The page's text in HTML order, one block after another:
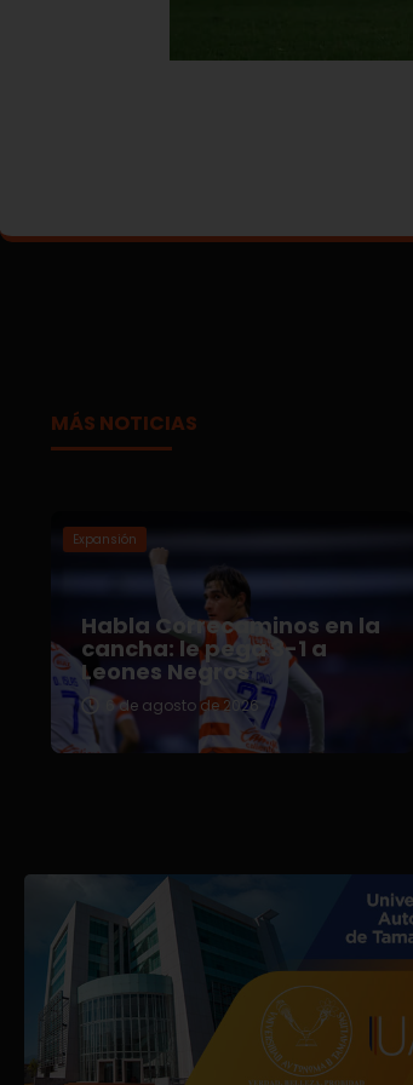
MÁS NOTICIAS
Expansión
Habla Correcaminos en la
cancha: le pega 3-1 a
Leones Negros
6 de agosto de 2026